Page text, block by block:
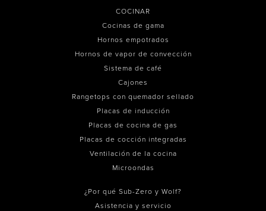
COCINAR
Cocinas de gama
Hornos empotrados
Hornos de vapor de convección
Sistema de café
Cajones
Rangetops con quemador sellado
Placas de inducción
Placas de cocina de gas
Placas de cocción integradas
Ventilación de la cocina
Microondas
¿Por qué Sub-Zero y Wolf?
Asistencia y servicio